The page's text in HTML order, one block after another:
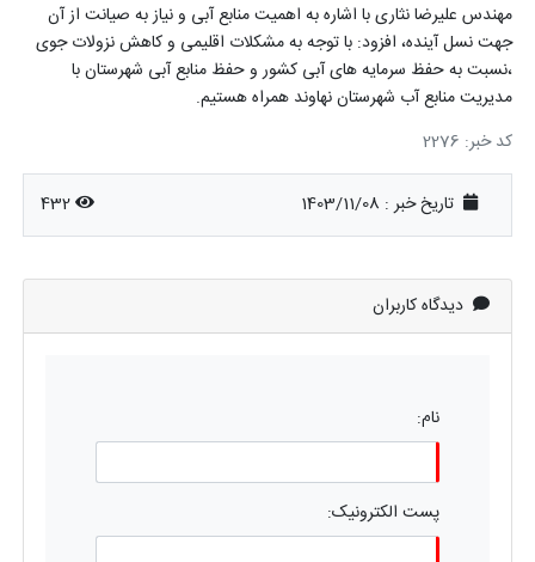
مهندس علیرضا نثاری با اشاره به اهمیت منابع آبی و نیاز به صیانت از آن
جهت نسل آینده، افزود: با توجه به مشکلات اقلیمی و کاهش نزولات جوی
،نسبت به حفظ سرمایه های آبی کشور و حفظ منابع آبی شهرستان با
مدیریت منابع آب شهرستان نهاوند همراه هستیم.
کد خبر: 2276
تاریخ خبر : 1403/11/08 432
دیدگاه کاربران
نام:
پست الکترونیک: